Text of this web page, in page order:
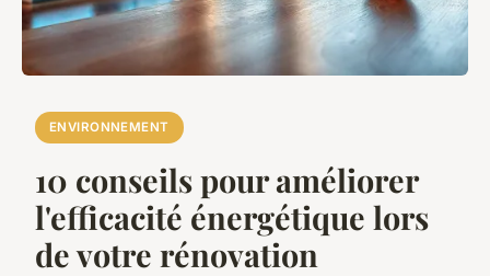
ENVIRONNEMENT
10 conseils pour améliorer
l'efficacité énergétique lors
de votre rénovation